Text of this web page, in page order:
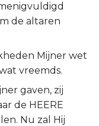
de altaren
Mijner wet
vreemds.
gaven, zij
de HEERE
Nu zal Hij